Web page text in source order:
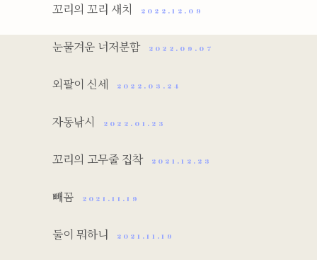
꼬리의 꼬리 새치 2022.12.09
눈물겨운 너저분함 2022.09.07
외팔이 신세 2022.03.24
자동낚시 2022.01.23
꼬리의 고무줄 집착 2021.12.23
빼꼼 2021.11.19
둘이 뭐하니 2021.11.19